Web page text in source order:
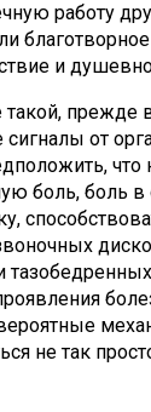
работу
и
прежде
от
боль, боль в
не так